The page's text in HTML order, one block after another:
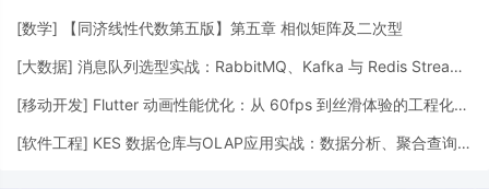
[数学] 【同济线性代数第五版】第五章 相似矩阵及二次型
[大数据] 消息队列选型实战：RabbitMQ、Kafka 与 Redis Streams 的工程权衡
[移动开发] Flutter 动画性能优化：从 60fps 到丝滑体验的工程化调优
[软件工程] KES 数据仓库与OLAP应用实战：数据分析、聚合查询与性能优化